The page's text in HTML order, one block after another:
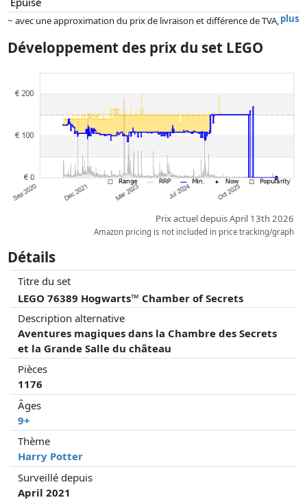
plus
~ avec une approximation du prix de livraison et différence de TVA,
Les prix et la disponibilité peuvent avoir changé depuis la dernière mise
que les réalisations historiques peuvent influencer l'ordre.
Développement des prix du set LEGO
Prix actuel depuis April 13th 2026
Amazon pricing is not included in price tracking/graph
Détails
Titre du set
LEGO 76389 Hogwarts™ Chamber of Secrets
Description alternative
Aventures magiques dans la Chambre des Secrets
et la Grande Salle du château
Pièces
1176
Âges
9+
Thème
Harry Potter
Surveillé depuis
April 2021